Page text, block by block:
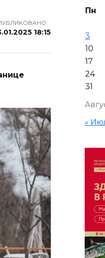
18:15
Пн
3
10
17
24
31
«